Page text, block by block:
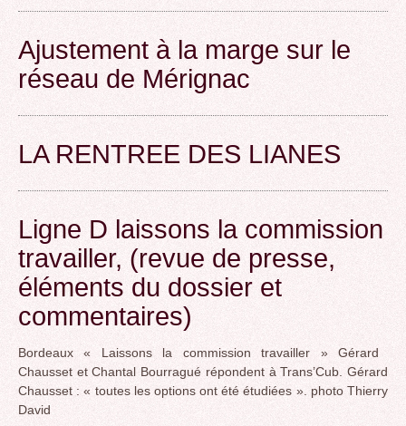
Ajustement à la marge sur le
réseau de Mérignac
LA RENTREE DES LIANES
Ligne D laissons la commission
travailler, (revue de presse,
éléments du dossier et
commentaires)
Bordeaux « Laissons la commission travailler » Gérard
Chausset et Chantal Bourragué répondent à Trans’Cub. Gérard
Chausset : « toutes les options ont été étudiées ». photo Thierry
David